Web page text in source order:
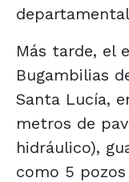
Más tarde, el
Bugambilias
Santa Lucía,
metros de
hidráulico),
como 5